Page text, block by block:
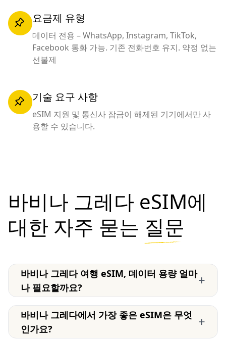
요금제 유형
데이터 전용 – WhatsApp, Instagram, TikTok,
Facebook 통화 가능. 기존 전화번호 유지. 약정 없는
선불제
기술 요구 사항
eSIM 지원 및 통신사 잠금이 해제된 기기에서만 사
용할 수 있습니다.
바비나 그레다 eSIM에
대한 자주 묻는 질문
바비나 그레다 여행 eSIM, 데이터 용량 얼마
나 필요할까요?
+
바비나 그레다에서 가장 좋은 eSIM은 무엇
인가요?
+